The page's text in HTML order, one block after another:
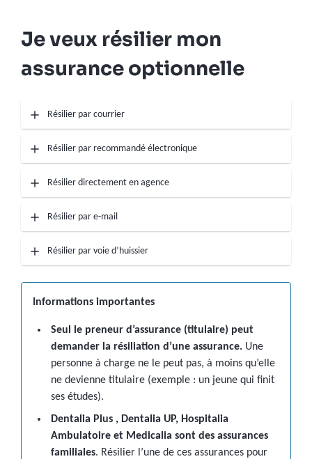
Je veux résilier mon
assurance optionnelle
Résilier par courrier
Résilier par recommandé électronique
Résilier directement en agence
Résilier par e-mail
Résilier par voie d’huissier
Informations importantes
Seul le preneur d’assurance (titulaire) peut
demander la résiliation d’une assurance. Une
personne à charge ne le peut pas, à moins qu’elle
ne devienne titulaire (exemple : un jeune qui finit
ses études).
Dentalia Plus , Dentalia UP, Hospitalia
Ambulatoire et Medicalia sont des assurances
familiales. Résilier l’une de ces assurances pour